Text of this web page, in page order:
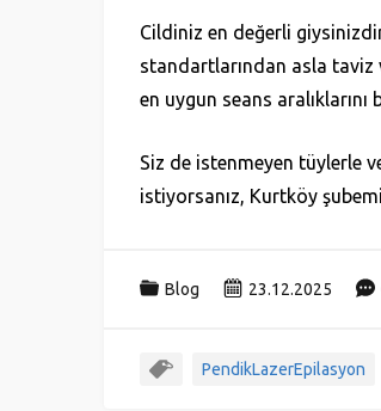
Cildiniz en değerli
standartlarından asla taviz
en uygun seans aralıklarını
Siz de istenmeyen tüylerle
istiyorsanız, Kurtköy
Blog 23.12.2025
PendikLazerEpilasyon